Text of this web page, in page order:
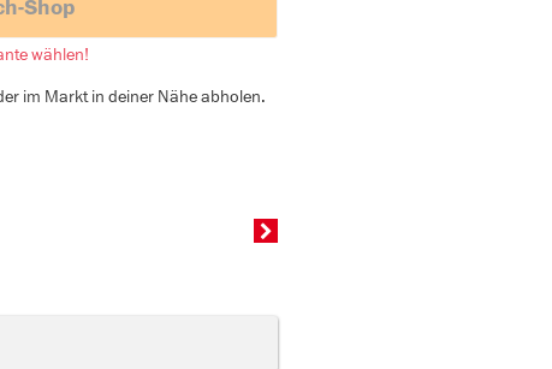
Shop
wählen!
im Markt in deiner Nähe abholen.